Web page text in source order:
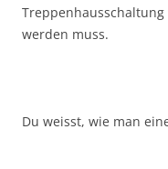
werden muss.
Du weisst, wie man